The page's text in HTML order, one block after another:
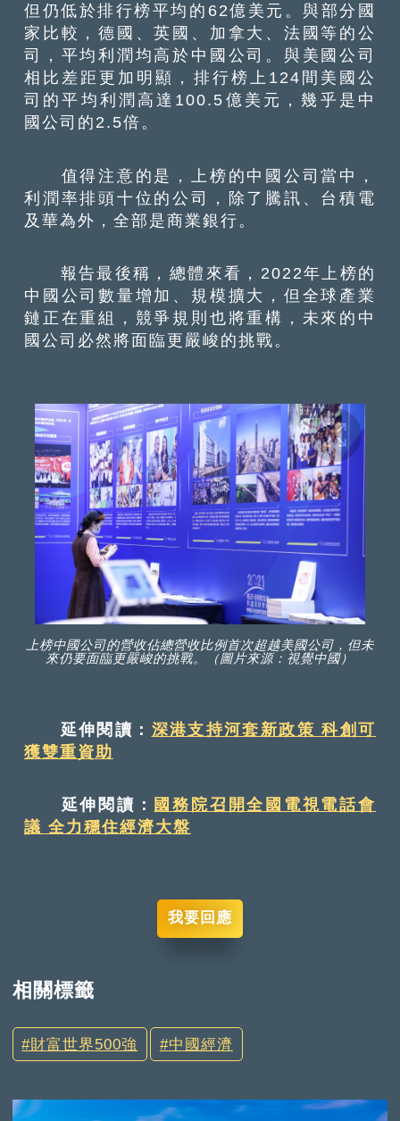
但仍低於排行榜平均的62億美元。與部分國
家比較，德國、英國、加拿大、法國等的公
司，平均利潤均高於中國公司。與美國公司
相比差距更加明顯，排行榜上124間美國公
司的平均利潤高達100.5億美元，幾乎是中
國公司的2.5倍。
值得注意的是，上榜的中國公司當中，
利潤率排頭十位的公司，除了騰訊、台積電
及華為外，全部是商業銀行。
報告最後稱，總體來看，2022年上榜的
中國公司數量增加、規模擴大，但全球產業
鏈正在重組，競爭規則也將重構，未來的中
國公司必然將面臨更嚴峻的挑戰。
上榜中國公司的營收佔總營收比例首次超越美國公司，但未
來仍要面臨更嚴峻的挑戰。（圖片來源：視覺中國）
延伸閱讀： 深港支持河套新政策 科創可
獲雙重資助
延伸閱讀： 國務院召開全國電視電話會
議 全力穩住經濟大盤
我要回應
相關標籤
財富世界500強 中國經濟